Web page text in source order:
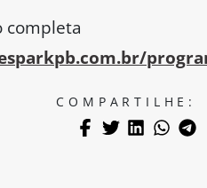
completa
COMPARTILHE: